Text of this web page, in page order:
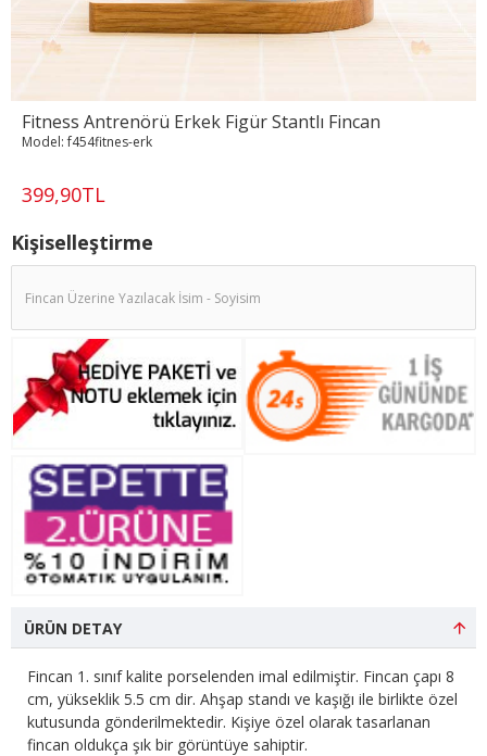
Fitness Antrenörü Erkek Figür Stantlı Fincan
399,90TL
Model: f454fitnes-erk
Kişiselleştirme
ÜRÜN DETAY
Fincan 1. sınıf kalite porselenden imal edilmiştir. Fincan çapı 8
cm, yükseklik 5.5 cm dir. Ahşap standı ve kaşığı ile birlikte özel
kutusunda gönderilmektedir. Kişiye özel olarak tasarlanan
fincan oldukça şık bir görüntüye sahiptir.